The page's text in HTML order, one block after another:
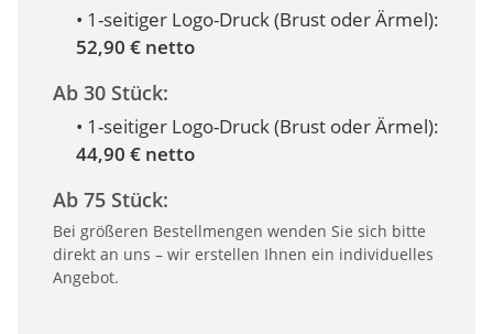
• 1-seitiger Logo-Druck (Brust oder Ärmel):
52,90 € netto
Ab 30 Stück:
• 1-seitiger Logo-Druck (Brust oder Ärmel):
44,90 € netto
Ab 75 Stück:
Bei größeren Bestellmengen wenden Sie sich bitte
direkt an uns – wir erstellen Ihnen ein individuelles
Angebot.